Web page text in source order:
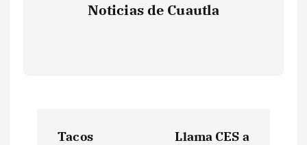
Noticias de Cuautla
Tacos Llama CES a